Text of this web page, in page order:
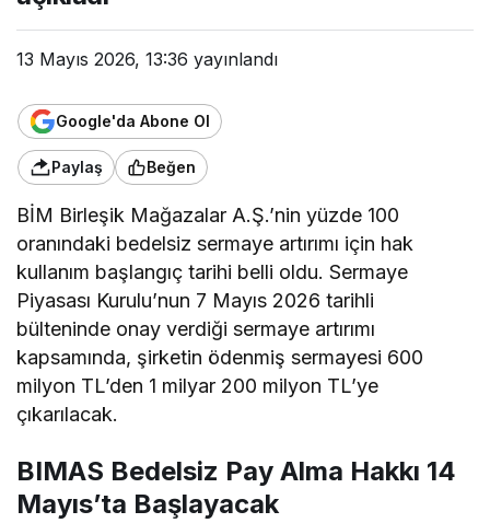
13 Mayıs 2026, 13:36 yayınlandı
Google'da Abone Ol
Paylaş Beğen
BİM Birleşik Mağazalar A.Ş.’nin yüzde 100
oranındaki bedelsiz sermaye artırımı için hak
kullanım başlangıç tarihi belli oldu. Sermaye
Piyasası Kurulu’nun 7 Mayıs 2026 tarihli
bülteninde onay verdiği sermaye artırımı
kapsamında, şirketin ödenmiş sermayesi 600
milyon TL’den 1 milyar 200 milyon TL’ye
çıkarılacak.
BIMAS Bedelsiz Pay Alma Hakkı 14
Mayıs’ta Başlayacak